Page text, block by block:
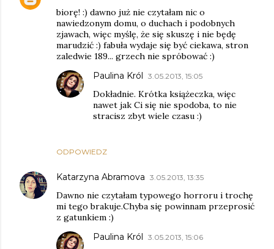
biorę! :) dawno już nie czytałam nic o
nawiedzonym domu, o duchach i podobnych
zjawach, więc myślę, że się skuszę i nie będę
marudzić :) fabuła wydaje się być ciekawa, stron
zaledwie 189... grzech nie spróbować :)
ODPOWIEDZ
Paulina Król 3.05.2013, 15:05
Dokładnie. Krótka książeczka, więc
nawet jak Ci się nie spodoba, to nie
stracisz zbyt wiele czasu :)
Katarzyna Abramova 3.05.2013, 13:35
Dawno nie czytałam typowego horroru i trochę
mi tego brakuje.Chyba się powinnam przeprosić
z gatunkiem :)
Paulina Król 3.05.2013, 15:06